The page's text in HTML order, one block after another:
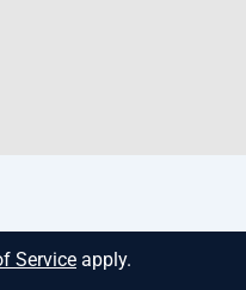
Service apply.